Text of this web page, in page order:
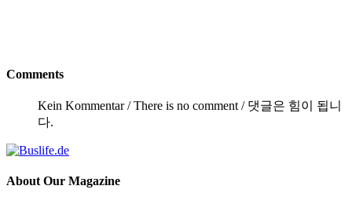
Comments
Kein Kommentar / There is no comment / 댓글은 힘이 됩니
다.
About Our Magazine